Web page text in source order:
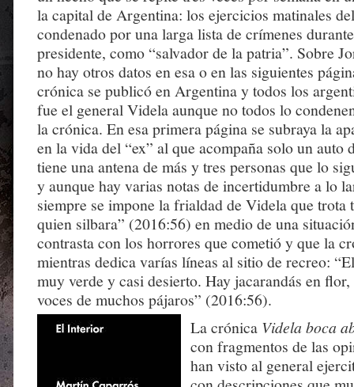
la capital de Argentina: los ejercicios matinales
condenado por una larga lista de crímenes
presidente, como “salvador de la patria”. Sobre
no hay otros datos en esa o en las siguientes
crónica se publicó en Argentina y todos los
fue el general Videla aunque no todos lo
la crónica. En esa primera página se subraya la
en la vida del “ex” al que acompaña solo un auto
tiene una antena de más y tres personas que lo
y aunque hay varias notas de incertidumbre a lo
siempre se impone la frialdad de Videla que trota
quien silbara” (2016:56) en medio de una
contrasta con los horrores que cometió y que la
mientras dedica varías líneas al sitio de recreo:
muy verde y casi desierto. Hay jacarandás en
voces de muchos pájaros” (2016:56).
La crónica Videla boca
con fragmentos de las
han visto al general